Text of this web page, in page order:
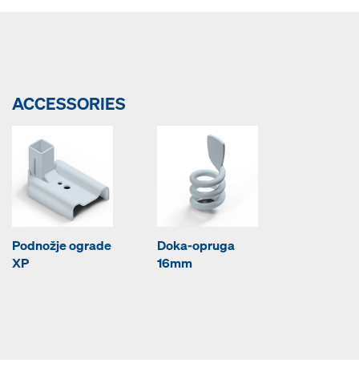
ACCESSORIES
Podnožje ograde
XP
Doka-opruga
16mm